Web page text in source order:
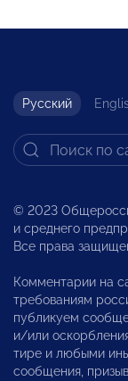
Русский
© 2023
и среднего
Все права
Комментарии на
требованиям
публикуем
и/или
тире и любыми
сообщения,